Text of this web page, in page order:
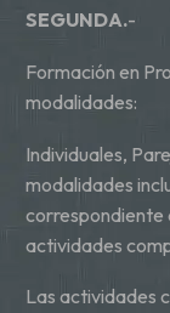
SEGUNDA.-
Formación en
modalidades:
Individuales,
modalidades
correspondiente
actividades
Las actividades